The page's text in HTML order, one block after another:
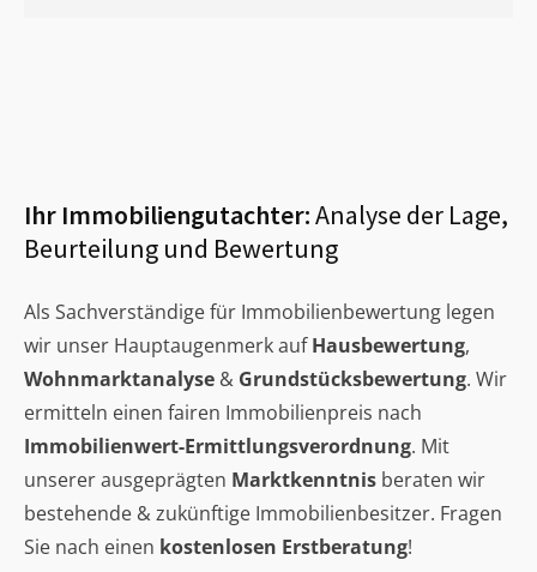
Ihr Immobiliengutachter:Analyse der Lage,
Beurteilung und Bewertung
Als Sachverständige für Immobilienbewertung legen
wir unser Hauptaugenmerk aufHausbewertung,
Wohnmarktanalyse & Grundstücksbewertung. Wir
ermitteln einen fairen Immobilienpreis nach
Immobilienwert-Ermittlungsverordnung. Mit
unserer ausgeprägten Marktkenntnis beraten wir
bestehende & zukünftige Immobilienbesitzer. Fragen
Sie nach einen kostenlosen Erstberatung!